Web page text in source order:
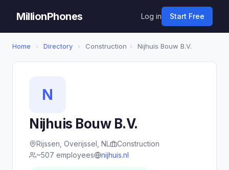
MillionPhones Log in Start Free
Home › Directory › Construction › Nijhuis Bouw B.V.
N
Nijhuis Bouw B.V.
Rijssen, Overijssel, NL
Construction
~507 employees
nijhuis.nl